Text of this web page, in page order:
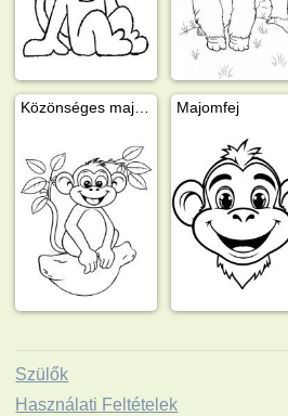
Majomfej
Szülők
Használati Feltételek